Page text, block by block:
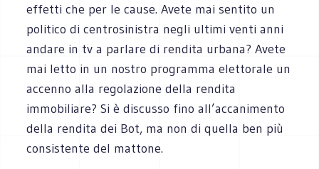
effetti che per le cause. Avete mai sentito un
politico di centrosinistra negli ultimi venti anni
andare in tv a parlare di rendita urbana? Avete
mai letto in un nostro programma elettorale un
accenno alla regolazione della rendita
immobiliare? Si è discusso fino all’accanimento
della rendita dei Bot, ma non di quella ben più
consistente del mattone.